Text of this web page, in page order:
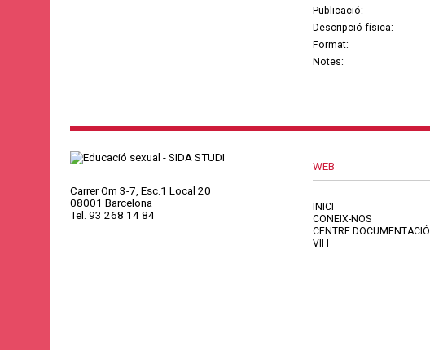
Publicació:
Descripció física:
Format:
Notes:
Carrer Om 3-7, Esc.1 Local 20
08001 Barcelona
Tel. 93 268 14 84
WEB
INICI
CONEIX-NOS
CENTRE DOCUMENTACIÓ
VIH